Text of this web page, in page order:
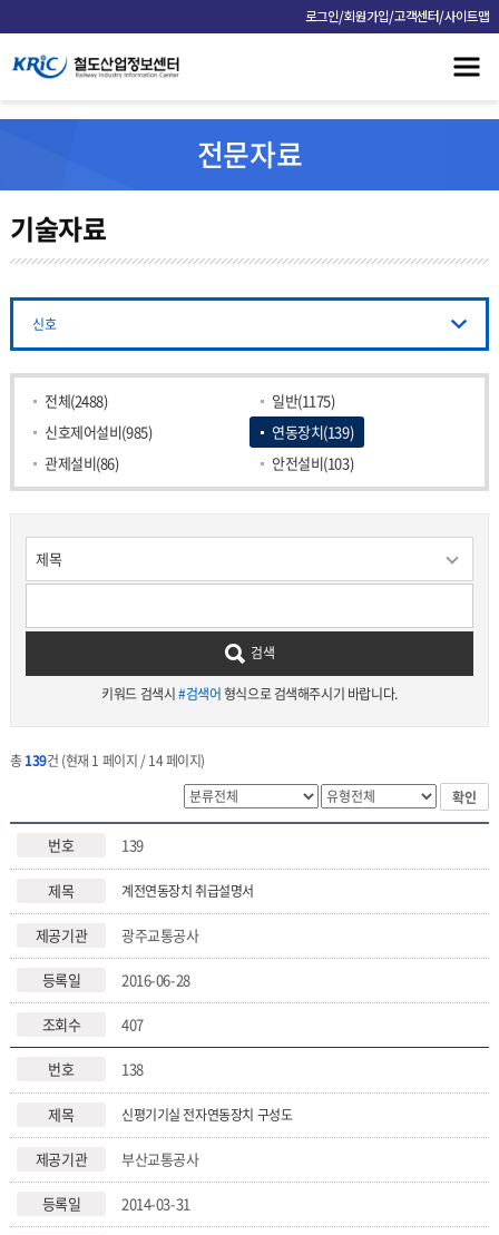
로그인/회원가입/고객센터/사이트맵
전문자료
기술자료
신호
전체(2488)
일반(1175)
신호제어설비(985)
연동장치(139)
관제설비(86)
안전설비(103)
검색
키워드 검색시#검색어형식으로 검색해주시기 바랍니다.
총139건 (현재 1 페이지 / 14 페이지)
확인
139
계전연동장치 취급설명서
광주교통공사
2016-06-28
407
138
신평기기실 전자연동장치 구성도
부산교통공사
2014-03-31